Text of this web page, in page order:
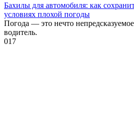
Бахилы для автомобиля: как
условиях плохой погоды
Погода — это нечто
водитель.
017